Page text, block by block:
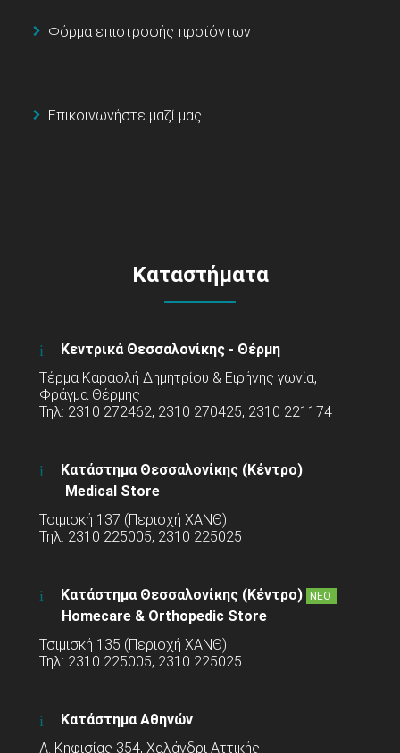
Φόρμα επιστροφής προϊόντων
Επικοινωνήστε μαζί μας
Καταστήματα
Κεντρικά Θεσσαλονίκης - Θέρμη
Τέρμα Καραολή Δημητρίου & Ειρήνης γωνία,
Φράγμα Θέρμης
Τηλ: 2310 272462, 2310 270425, 2310 221174
Κατάστημα Θεσσαλονίκης (Κέντρο)
Medical Store
Τσιμισκή 137 (Περιοχή ΧΑΝΘ)
Τηλ: 2310 225005, 2310 225025
Κατάστημα Θεσσαλονίκης (Κέντρο) ΝΕΟ
Homecare & Orthopedic Store
Τσιμισκή 135 (Περιοχή ΧΑΝΘ)
Τηλ: 2310 225005, 2310 225025
Κατάστημα Αθηνών
Λ. Κηφισίας 354, Χαλάνδρι Αττικής